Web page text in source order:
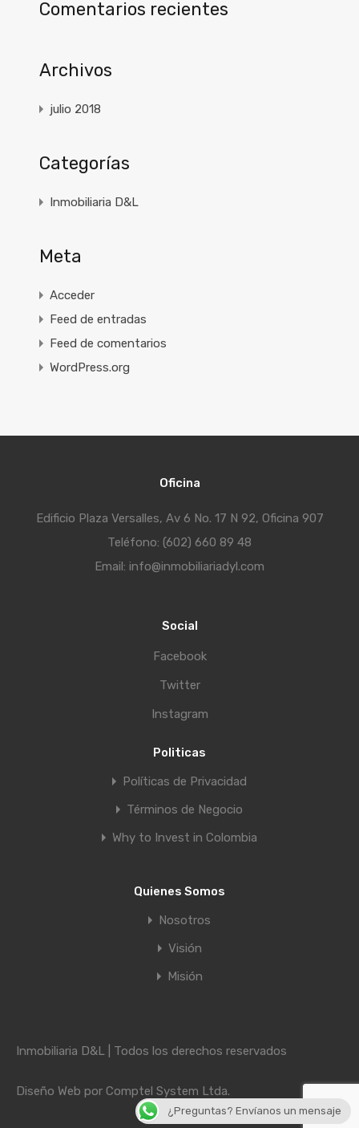
Comentarios recientes
Archivos
julio 2018
Categorías
Inmobiliaria D&L
Meta
Acceder
Feed de entradas
Feed de comentarios
WordPress.org
Oficina
Edificio Plaza Versalles, Av 6 No. 17 N 92, Oficina 907
Teléfono: (602) 660 89 48
Email: info@inmobiliariadyl.com
Social
Facebook
Twitter
Instagram
Politicas
Políticas de Privacidad
Términos de Negocio
Why to Invest in Colombia
Quienes Somos
Nosotros
Visión
Misión
Inmobiliaria D&L | Todos los derechos reservados
Diseño Web por Comptel System Ltda.
¿Preguntas? Envíanos un mensaje